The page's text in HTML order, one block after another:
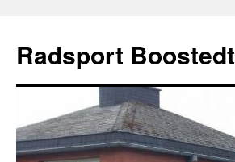
springen
Radsport Boostedt